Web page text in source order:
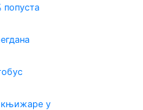
књижаре у